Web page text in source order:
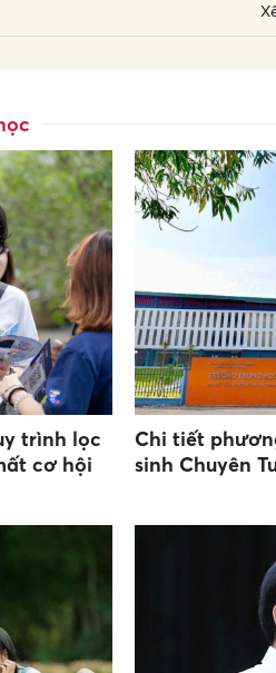
trình lọc
cơ hội
Chi tiết
sinh Chuyên